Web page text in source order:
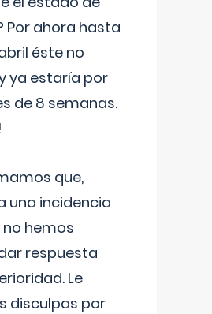
Por ahora hasta
éste no
ya estaría por
de 8 semanas.
que,
una incidencia
hemos
respuesta
Le
disculpas por